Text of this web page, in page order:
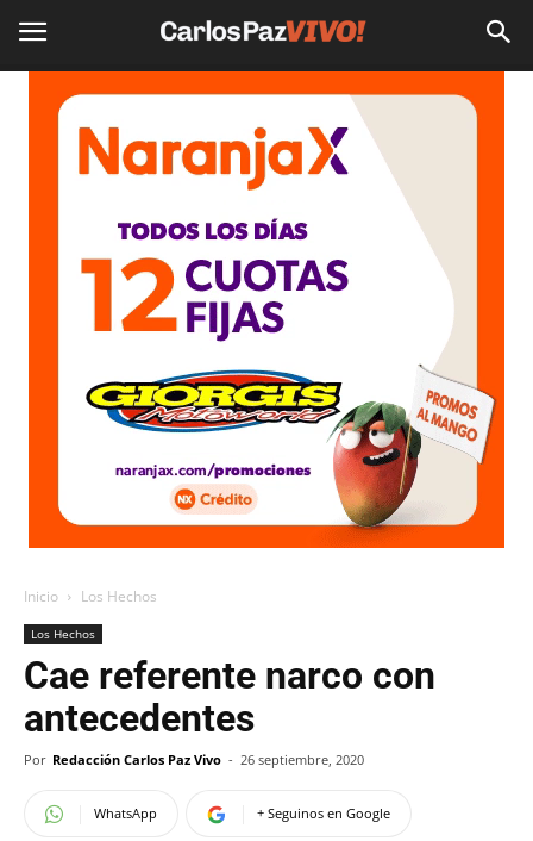
Inicio Los Hechos
Los Hechos
Cae referente narco con
antecedentes
Por Redacción Carlos Paz Vivo - 26 septiembre, 2020
WhatsApp + Seguinos en Google